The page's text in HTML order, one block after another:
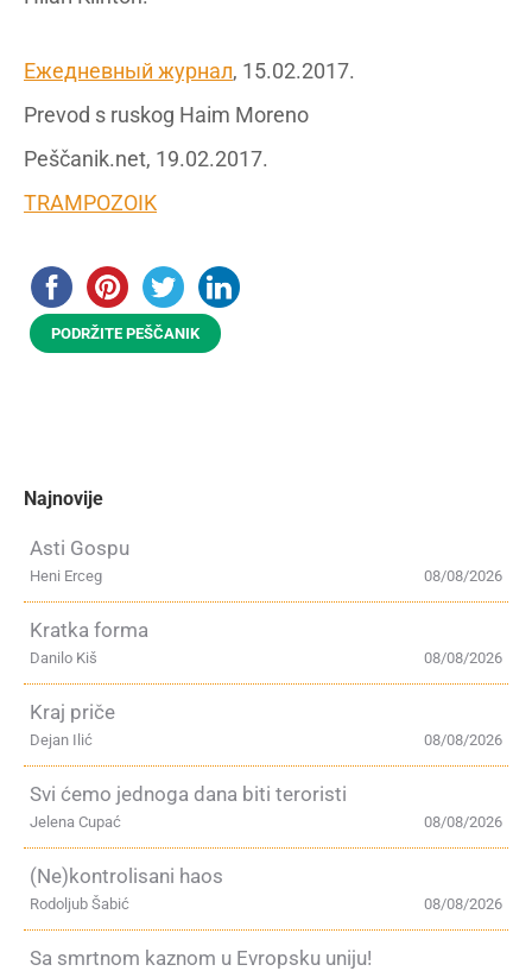
Ежедневный журнал, 15.02.2017.
Prevod s ruskog Haim Moreno
Peščanik.net, 19.02.2017.
TRAMPOZOIK
PODRŽITE PEŠČANIK
Najnovije
Asti Gospu
08/08/2026
Heni Erceg
Kratka forma
08/08/2026
Danilo Kiš
Kraj priče
08/08/2026
Dejan Ilić
Svi ćemo jednoga dana biti teroristi
08/08/2026
Jelena Cupać
(Ne)kontrolisani haos
08/08/2026
Rodoljub Šabić
Sa smrtnom kaznom u Evropsku uniju!